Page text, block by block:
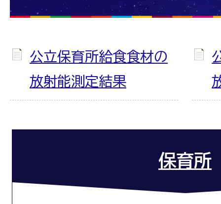
公立保育所給食食材の
放射能測定結果
保育所